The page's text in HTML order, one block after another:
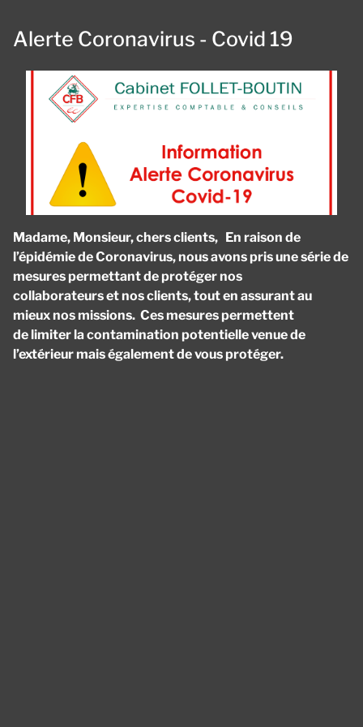
Alerte Coronavirus - Covid 19
Madame, Monsieur, chers clients, En raison de
l’épidémie de Coronavirus, nous avons pris une série de
mesures permettant de protéger nos
collaborateurs et nos clients, tout en assurant au
mieux nos missions. Ces mesures permettent
de limiter la contamination potentielle venue de
l’extérieur mais également de vous protéger.